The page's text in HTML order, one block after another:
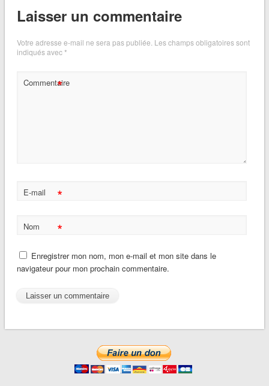
Laisser un commentaire
Votre adresse e-mail ne sera pas publiée. Les champs obligatoires sont
indiqués avec*
Commentaire
*
E-mail *
Nom *
Enregistrer mon nom, mon e-mail et mon site dans le
navigateur pour mon prochain commentaire.